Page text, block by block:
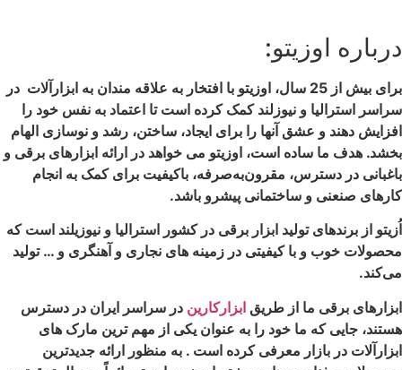
درباره اوزیتو:
برای بیش از 25 سال، اوزیتو با افتخار به علاقه مندان به ابزارآلات در
سراسر استرالیا و نیوزلند کمک کرده است تا اعتماد به نفس خود را
افزایش دهند و عشق آنها را برای ایجاد، ساختن، رشد و نوسازی الهام
بخشد. هدف ما ساده است، اوزیتو می خواهد در ارائه ابزارهای برقی و
باغبانی در دسترس، مقرون‌به‌صرفه، باکیفیت برای کمک به انجام
کارهای صنعنی و ساختمانی پیشرو باشد.
اُزیتو از برندهای تولید ابزار برقی در کشور استرالیا و نیوزیلند است که
محصولات خوب و با کیفیتی در زمینه های نجاری و آهنگری و … تولید
می‌کند.
ابزارهای برقی ما از طریق ابزارکارین در سراسر ایران در دسترس
هستند، جایی که ما خود را به عنوان یکی از مهم ترین مارک های
ابزارآلات در بازار معرفی کرده است . به منظور ارائه جدیدترین